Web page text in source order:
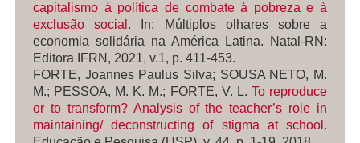
capitalismo à política de combate à pobreza e à
exclusão social . In: Múltiplos olhares sobre a
economia solidária na América Latina. Natal-RN:
Editora IFRN, 2021, v.1, p. 411-453.
FORTE, Joannes Paulus Silva; SOUSA NETO, M.
M.; PESSOA, M. K. M.; FORTE, V. L. To reproduce
or to transform? Analysis of the teacher’s role in
maintaining/ deconstructing of stigma at school .